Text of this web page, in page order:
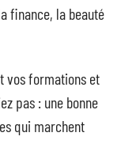
finance, la beauté
vos formations et
pas : une bonne
qui marchent